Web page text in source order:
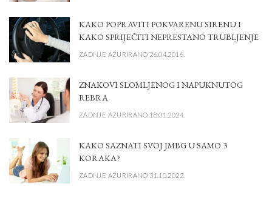
KAKO POPRAVITI POKVARENU SIRENU I
KAKO SPRIJEČITI NEPRESTANO TRUBLJENJE
ZADNJE AŽURIRANO 26.04.2016.
ZNAKOVI SLOMLJENOG I NAPUKNUTOG
REBRA
ZADNJE AŽURIRANO 18.01.2024.
KAKO SAZNATI SVOJ JMBG U SAMO 3
KORAKA?
ZADNJE AŽURIRANO 31.10.2022.